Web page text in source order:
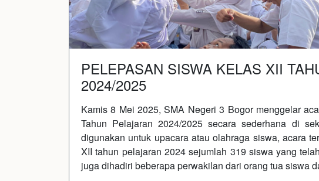
PELEPASAN SISWA KELAS XII
2024/2025
Kamis 8 Mei 2025, SMA Negeri 3 Bogor menggelar
Tahun Pelajaran 2024/2025 secara sederhana di
digunakan untuk upacara atau olahraga siswa, acara
XII tahun pelajaran 2024 sejumlah 319 siswa yang
juga dihadiri beberapa perwakilan dari orang tua siswa